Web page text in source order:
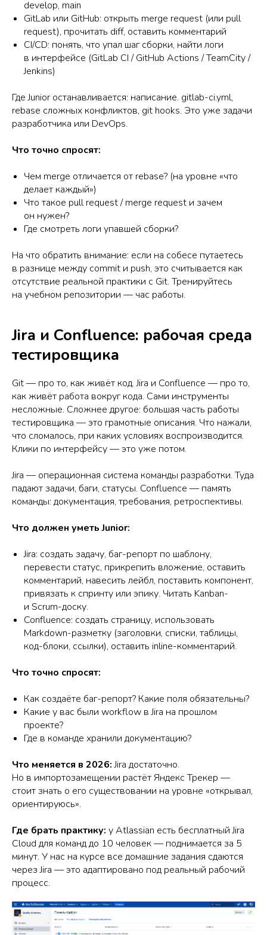
develop, main
GitLab или GitHub: открыть merge request (или pull
request), прочитать diff, оставить комментарий
CI/CD: понять, что упал шаг сборки, найти логи
в интерфейсе (GitLab CI / GitHub Actions / TeamCity /
Jenkins)
Где Junior останавливается: написание. gitlab-ci.yml,
rebase сложных конфликтов, git hooks. Это уже задачи
разработчика или DevOps.
Что точно спросят:
Чем merge отличается от rebase? (на уровне «что
делает каждый»)
Что такое pull request / merge request и зачем
он нужен?
Где смотреть логи упавшей сборки?
На что обратить внимание: если на собесе путаетесь
в разнице между commit и push, это считывается как
отсутствие реальной практики с Git. Тренируйтесь
на учебном репозитории — час работы.
Jira и Confluence: рабочая среда
тестировщика
Git — про то, как живёт код. Jira и Confluence — про то,
как живёт работа вокруг кода. Сами инструменты
несложные. Сложнее другое: большая часть работы
тестировщика — это грамотные описания. Что нажали,
что сломалось, при каких условиях воспроизводится.
Клики по интерфейсу — это уже потом.
Jira — операционная система команды разработки. Туда
падают задачи, баги, статусы. Confluence — память
команды: документация, требования, ретроспективы.
Что должен уметь Junior:
Jira: создать задачу, баг-репорт по шаблону,
перевести статус, прикрепить вложение, оставить
комментарий, навесить лейбл, поставить компонент,
привязать к спринту или эпику. Читать Kanban-
и Scrum-доску.
Confluence: создать страницу, использовать
Markdown-разметку (заголовки, списки, таблицы,
код-блоки, ссылки), оставить inline-комментарий.
Что точно спросят:
Как создаёте баг-репорт? Какие поля обязательны?
Какие у вас были workflow в Jira на прошлом
проекте?
Где в команде хранили документацию?
Что меняется в 2026:Jira достаточно.
Но в импортозамещении растёт Яндекс Трекер —
стоит знать о его существовании на уровне «открывал,
ориентируюсь».
Где брать практику: у Atlassian есть бесплатный Jira
Cloud для команд до 10 человек — поднимается за 5
минут. У нас на курсе все домашние задания сдаются
через Jira — это адаптировано под реальный рабочий
процесс.